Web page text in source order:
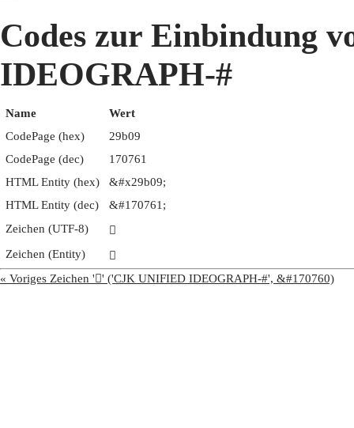
Codes zur Einbindung
IDEOGRAPH-#
Name
Wert
CodePage (hex)
29b09
CodePage (dec)
170761
HTML Entity (hex)
&#x29b09;
HTML Entity (dec)
&#170761;
Zeichen (UTF-8)
𩬉
Zeichen (Entity)
𩬉
« Voriges Zeichen '𩬈' ('CJK UNIFIED IDEOGRAPH-#', &#170760)